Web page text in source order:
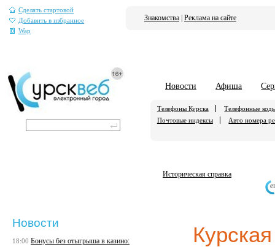
Сделать стартовой
Добавить в избранное
Wap
Знакомства Реклама на сайте
Новости Афиша
Телефоны Курска
Телефонные
Почтовые индексы
Авто номера
Историческая справка
Новости
18:00 Бонусы без отыгрыша в казино: